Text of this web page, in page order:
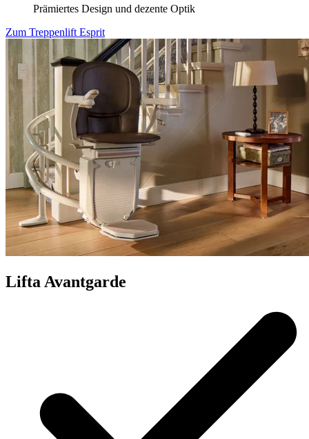
Prämiertes Design und dezente Optik
Zum Treppenlift Esprit
Lifta Avantgarde